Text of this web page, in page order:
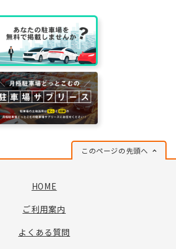
このページの先頭へ
HOME
ご利用案内
よくある質問